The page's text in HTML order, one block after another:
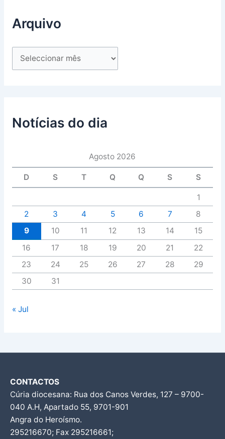
Arquivo
Notícias do dia
Agosto 2026
D S T Q Q S S
1
2
3 4 5 6 7
8
9
10 11 12 13 14
15
16
17 18 19 20 21
22
23
24 25 26 27 28
29
30
31
« Jul
CONTACTOS
Cúria diocesana: Rua dos Canos Verdes, 127 – 9700-
040 A.H, Apartado 55, 9701-901
Angra do Heroísmo.
295216670; Fax 295216661;